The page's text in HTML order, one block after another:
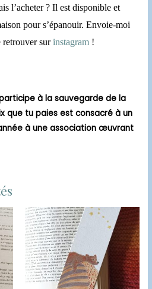
l’acheter ? Il est disponible et
pour s’épanouir. Envoie-moi
retrouver surinstagram !
à la sauvegarde de la
que tu paies est consacré à un
à une association œuvrant